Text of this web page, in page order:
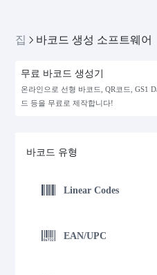
집 바코드 생성 소프트웨어
무료 바코드 생성기
온라인으로 선형 바코드, QR코드, GS1
드 등을 무료로 제작합니다!
바코드 유형
Linear Codes
EAN/UPC